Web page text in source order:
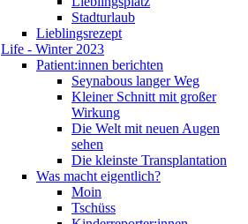
Stadturlaub
Lieblingsrezept
Life - Winter 2023
Patient:innen berichten
Seynabous langer Weg
Kleiner Schnitt mit großer
Wirkung
Die Welt mit neuen Augen
sehen
Die kleinste Transplantation
Was macht eigentlich?
Moin
Tschüss